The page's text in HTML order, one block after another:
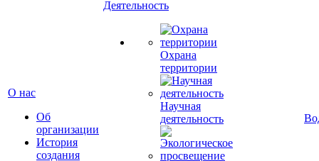
О нас
Об
организации
История
создания
Деятельность
Охрана
территории
Научная
деятельность